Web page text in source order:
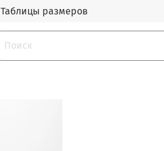
Таблицы размеров